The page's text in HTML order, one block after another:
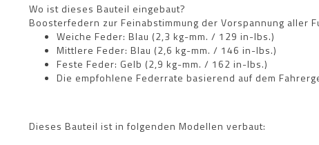
Wo ist dieses Bauteil eingebaut?
Boosterfedern zur Feinabstimmung der Vorspannung aller
Weiche Feder: Blau (2,3 kg-mm. / 129 in-lbs.)
Mittlere Feder: Blau (2,6 kg-mm. / 146 in-lbs.)
Feste Feder: Gelb (2,9 kg-mm. / 162 in-lbs.)
Die empfohlene Federrate basierend auf dem
Dieses Bauteil ist in folgenden Modellen verbaut: